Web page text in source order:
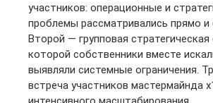
участников: операционные и
проблемы рассматривались прямо
Второй — групповая стратегическая
которой собственники вместе
выявляли системные ограничения.
встреча участников мастермайнда